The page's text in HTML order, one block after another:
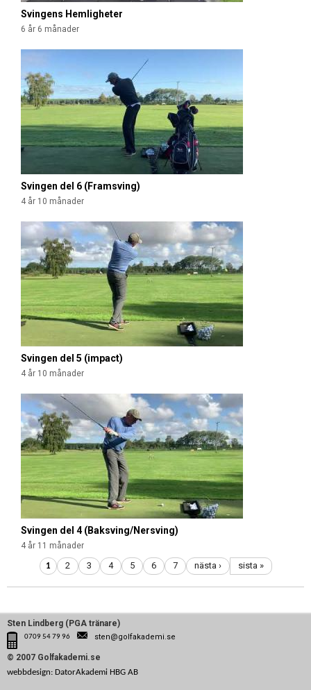
Svingens Hemligheter
6 år 6 månader
Svingen del 6 (Framsving)
4 år 10 månader
Svingen del 5 (impact)
4 år 10 månader
Svingen del 4 (Baksving/Nersving)
4 år 11 månader
1 2 3 4 5 6 7 nästa › sista »
Sten Lindberg (PGA tränare)
0709 54 79 96 sten@golfakademi.se
© 2007 Golfakademi.se
webbdesign: DatorAkademi HBG AB